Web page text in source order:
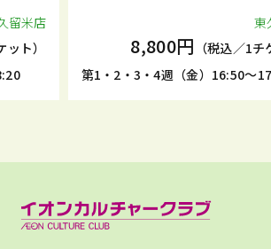
留米店
ト）
東
8,800円 （税込／1チ
第1・2・3・4週（金）16:50～